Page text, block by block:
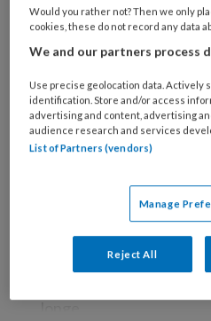
Mantelzorg verdient erkenning, niet
maar ook voor de offers die worden
Jonge
Would you rather not? Then we only
cookies, these do not record any data
We and our partners process
Use precise geolocation data.
identification. Store and/or access
advertising and content, advertising
audience research and services
List of Partners (vendors)
Manage
Reject All